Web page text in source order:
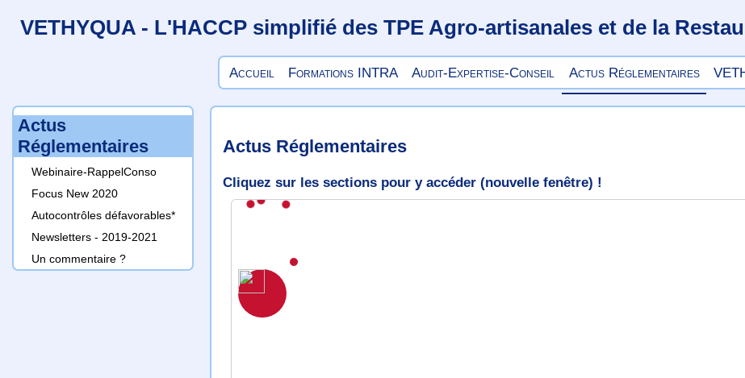
VETHYQUA - L'HACCP simplifié des TPE Agro-artisanales et de la
Accueil Formations INTRA Audit-Expertise-Conseil Actus Réglementaires
Actus Réglementaires
Cliquez sur les sections pour y accéder (nouvelle fenêtre) !
Actus
Réglementaires
Webinaire-RappelConso
Focus New 2020
Autocontrôles défavorables*
Newsletters - 2019-2021
Un commentaire ?